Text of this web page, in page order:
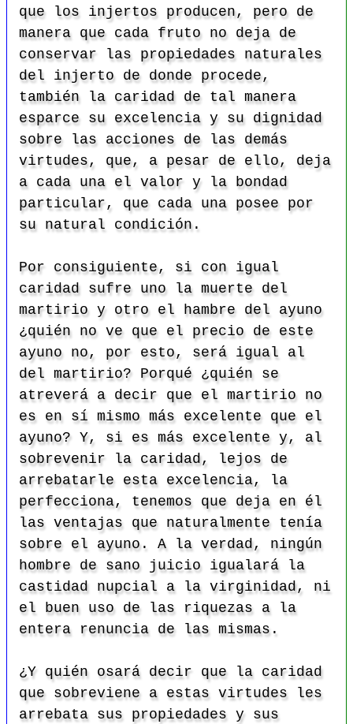
que los injertos producen, pero de
manera que cada fruto no deja de
conservar las propiedades naturales
del injerto de donde procede,
también la caridad de tal manera
esparce su excelencia y su dignidad
sobre las acciones de las demás
virtudes, que, a pesar de ello, deja
a cada una el valor y la bondad
particular, que cada una posee por
su natural condición.
Por consiguiente, si con igual
caridad sufre uno la muerte del
martirio y otro el hambre del ayuno
¿quién no ve que el precio de este
ayuno no, por esto, será igual al
del martirio? Porqué ¿quién se
atreverá a decir que el martirio no
es en sí mismo más excelente que el
ayuno? Y, si es más excelente y, al
sobrevenir la caridad, lejos de
arrebatarle esta excelencia, la
perfecciona, tenemos que deja en él
las ventajas que naturalmente tenía
sobre el ayuno. A la verdad, ningún
hombre de sano juicio igualará la
castidad nupcial a la virginidad, ni
el buen uso de las riquezas a la
entera renuncia de las mismas.
¿Y quién osará decir que la caridad
que sobreviene a estas virtudes les
arrebata sus propiedades y sus